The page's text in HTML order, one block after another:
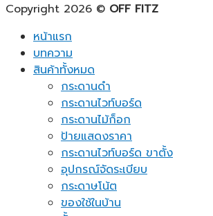
Copyright 2026 © OFF FITZ
หน้าแรก
บทความ
สินค้าทั้งหมด
กระดานดำ
กระดานไวท์บอร์ด
กระดานไม้ก็อก
ป้ายแสดงราคา
กระดานไวท์บอร์ด ขาตั้ง
อุปกรณ์จัดระเบียบ
กระดาษโน้ต
ของใช้ในบ้าน